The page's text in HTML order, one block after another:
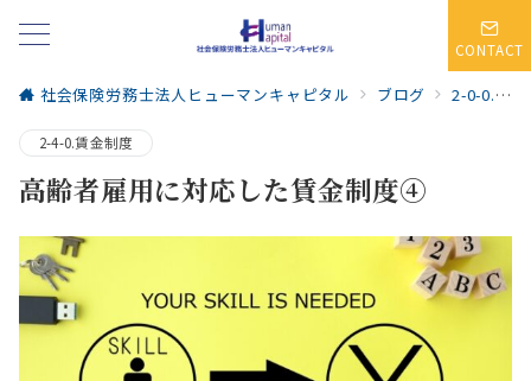
CONTACT
社会保険労務士法人ヒューマンキャピタル ブログ 2-0-0.人事・賃金制度
2-4-0.賃金制度
高齢者雇用に対応した賃金制度④